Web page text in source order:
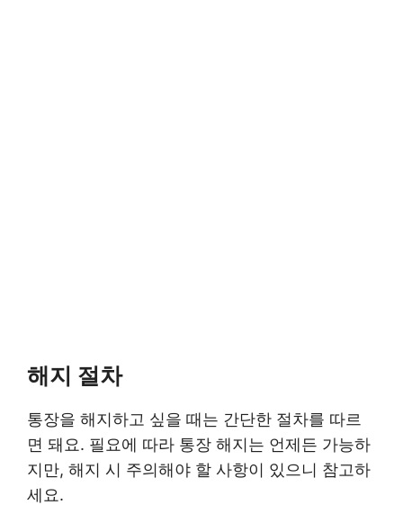
해지 절차
통장을 해지하고 싶을 때는 간단한 절차를 따르
면 돼요. 필요에 따라 통장 해지는 언제든 가능하
지만, 해지 시 주의해야 할 사항이 있으니 참고하
세요.